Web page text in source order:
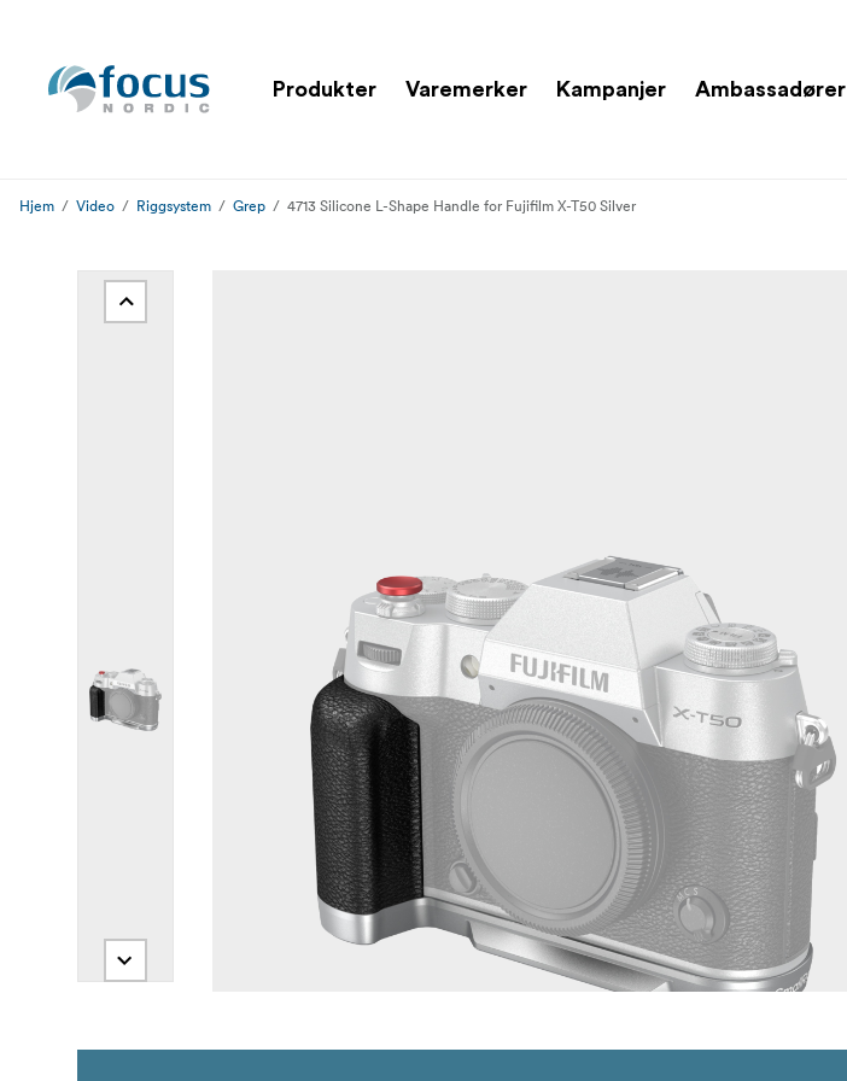
Produkter Varemerker Kampanjer Ambassadører
Hjem Video Riggsystem Grep 4713 Silicone L-Shape Handle for Fujifilm X-T50 Silver